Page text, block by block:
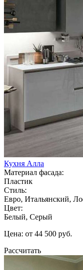
Кухня Алла
Материал фасада:
Пластик
Стиль:
Евро, Итальянский,
Цвет:
Белый, Серый
Цена: от 44 500 руб.
Рассчитать